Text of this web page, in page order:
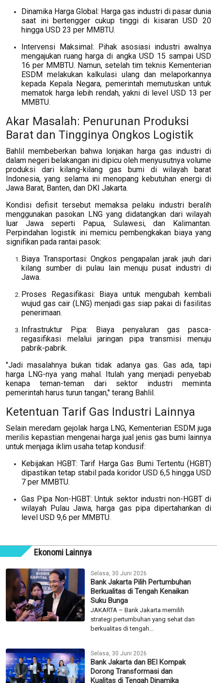
Dinamika Harga Global: Harga gas industri di pasar dunia
saat ini bertengger cukup tinggi di kisaran USD 20
hingga USD 23 per MMBTU.
Intervensi Maksimal: Pihak asosiasi industri awalnya
mengajukan ruang harga di angka USD 15 sampai USD
16 per MMBTU. Namun, setelah tim teknis Kementerian
ESDM melakukan kalkulasi ulang dan melaporkannya
kepada Kepala Negara, pemerintah memutuskan untuk
mematok harga lebih rendah, yakni di level USD 13 per
MMBTU.
Akar Masalah: Penurunan Produksi
Barat dan Tingginya Ongkos Logistik
Bahlil membeberkan bahwa lonjakan harga gas industri di
dalam negeri belakangan ini dipicu oleh menyusutnya volume
produksi dari kilang-kilang gas bumi di wilayah barat
Indonesia, yang selama ini menopang kebutuhan energi di
Jawa Barat, Banten, dan DKI Jakarta.
Kondisi defisit tersebut memaksa pelaku industri beralih
menggunakan pasokan LNG yang didatangkan dari wilayah
luar Jawa seperti Papua, Sulawesi, dan Kalimantan.
Perpindahan logistik ini memicu pembengkakan biaya yang
signifikan pada rantai pasok:
Biaya Transportasi: Ongkos pengapalan jarak jauh dari
kilang sumber di pulau lain menuju pusat industri di
Jawa.
Proses Regasifikasi: Biaya untuk mengubah kembali
wujud gas cair (LNG) menjadi gas siap pakai di fasilitas
penerimaan.
Infrastruktur Pipa: Biaya penyaluran gas pasca-
regasifikasi melalui jaringan pipa transmisi menuju
pabrik-pabrik.
"Jadi masalahnya bukan tidak adanya gas. Gas ada, tapi
harga LNG-nya yang mahal. Itulah yang menjadi penyebab
kenapa teman-teman dari sektor industri meminta
pemerintah harus turun tangan," terang Bahlil.
Ketentuan Tarif Gas Industri Lainnya
Selain meredam gejolak harga LNG, Kementerian ESDM juga
merilis kepastian mengenai harga jual jenis gas bumi lainnya
untuk menjaga iklim usaha tetap kondusif:
Kebijakan HGBT: Tarif Harga Gas Bumi Tertentu (HGBT)
dipastikan tetap stabil pada koridor USD 6,5 hingga USD
7 per MMBTU.
Gas Pipa Non-HGBT: Untuk sektor industri non-HGBT di
wilayah Pulau Jawa, harga gas pipa dipertahankan di
level USD 9,6 per MMBTU.
Ekonomi Lainnya
Selasa, 30 Juni 2026
Bank Jakarta Pilih Pertumbuhan
Berkualitas di Tengah Kenaikan
Suku Bunga
JAKARTA – Bank Jakarta memilih
strategi pertumbuhan yang sehat dan
berkualitas di tengah...
Selasa, 30 Juni 2026
Bank Jakarta dan BEI Kompak
Dorong Transformasi dan
Kualitas di Tengah Dinamika